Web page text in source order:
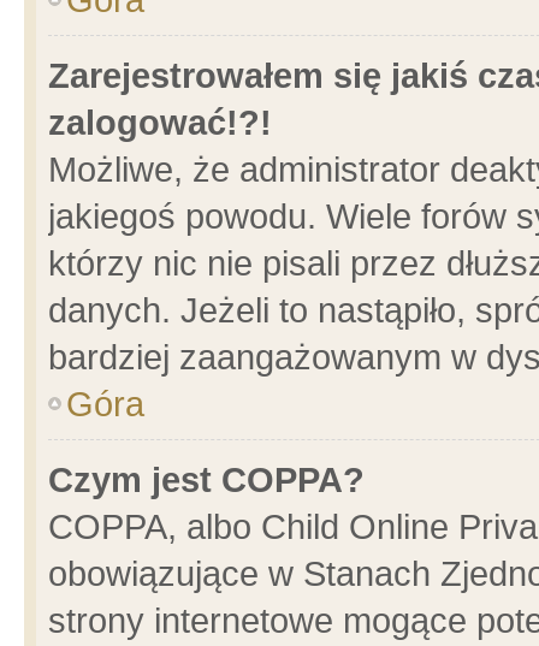
Zarejestrowałem się jakiś
zalogować!?!
Możliwe, że administrator
jakiegoś powodu. Wiele forów
którzy nic nie pisali przez
danych. Jeżeli to nastąpiło,
bardziej zaangażowanym w
Góra
Czym jest COPPA?
COPPA, albo Child Online
obowiązujące w Stanach
strony internetowe mogące